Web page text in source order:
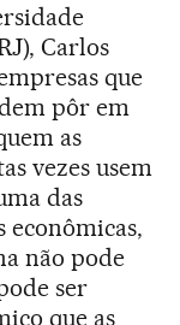
Carlos
que
pôr em
as
vezes usem
das
econômicas,
não pode
ser
que as